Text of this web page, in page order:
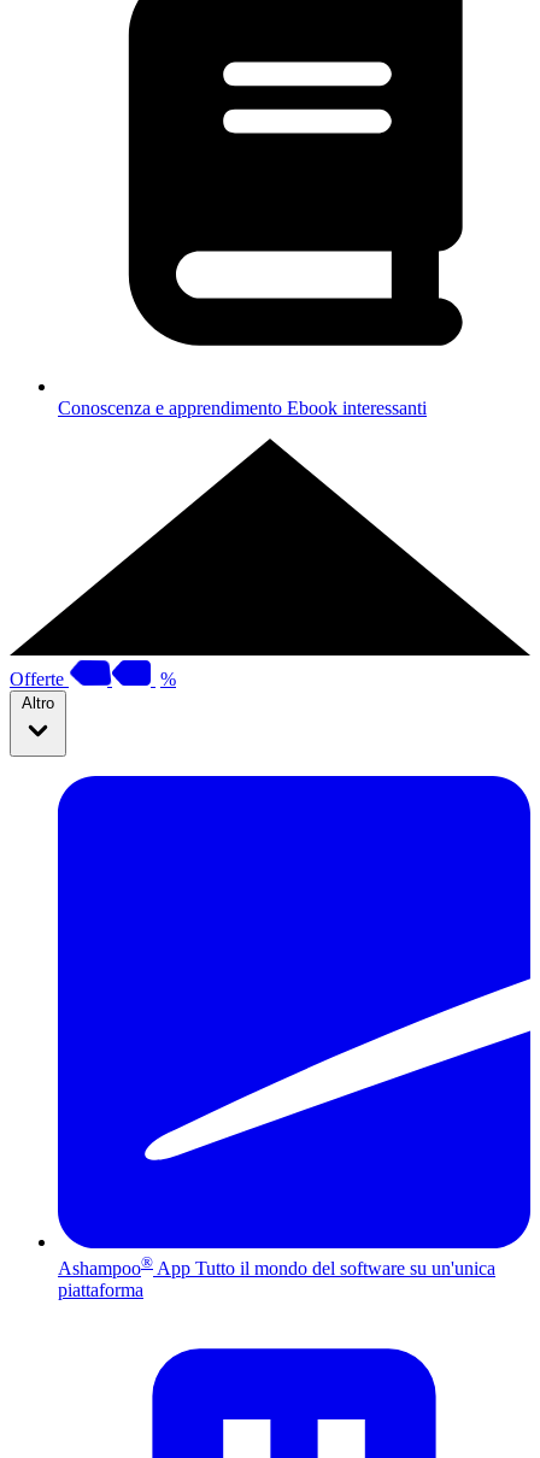
Conoscenza e apprendimento Ebook interessanti
Offerte %
Altro
Ashampoo® App Tutto il mondo del software su un'unica
piattaforma